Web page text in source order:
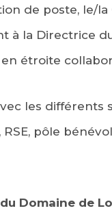
de poste, le/la
à la Directrice
étroite
les différents
pôle
Domaine de